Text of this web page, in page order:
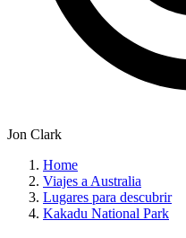
Jon Clark
Home
Viajes a Australia
Lugares para descubrir
Kakadu National Park